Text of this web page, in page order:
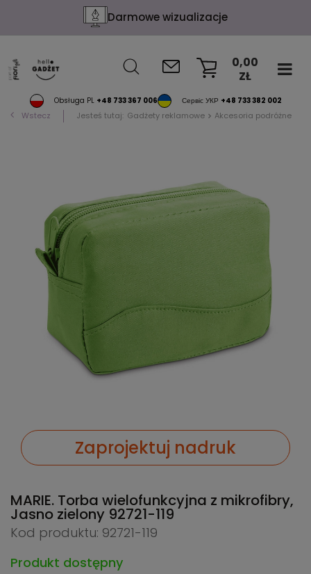
Darmowe wizualizacje
Obsługa PL +48 733 367 006 Сервіс УКР +48 733 382 002
0,00
ZŁ
Wstecz Jesteś tutaj: Gadżety reklamowe Akcesoria podróżne
Zaprojektuj nadruk
MARIE. Torba wielofunkcyjna z mikrofibry,
Jasno zielony 92721-119
Kod produktu: 92721-119
Produkt dostępny